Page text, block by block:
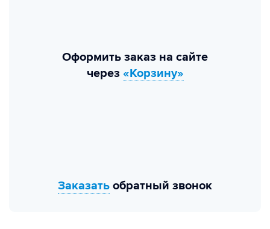
Оформить заказ на сайте
через «Корзину»
Заказать обратный звонок